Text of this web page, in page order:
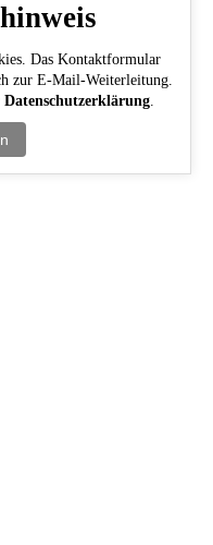
Das Kontaktformular
zur E-Mail-Weiterleitung.
Datenschutzerklärung.